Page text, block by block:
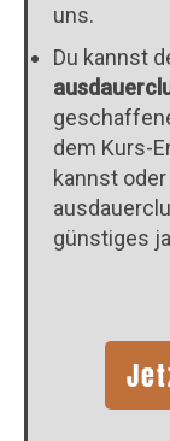
uns.
Du kannst
dem Kurs-
kannst
günstiges